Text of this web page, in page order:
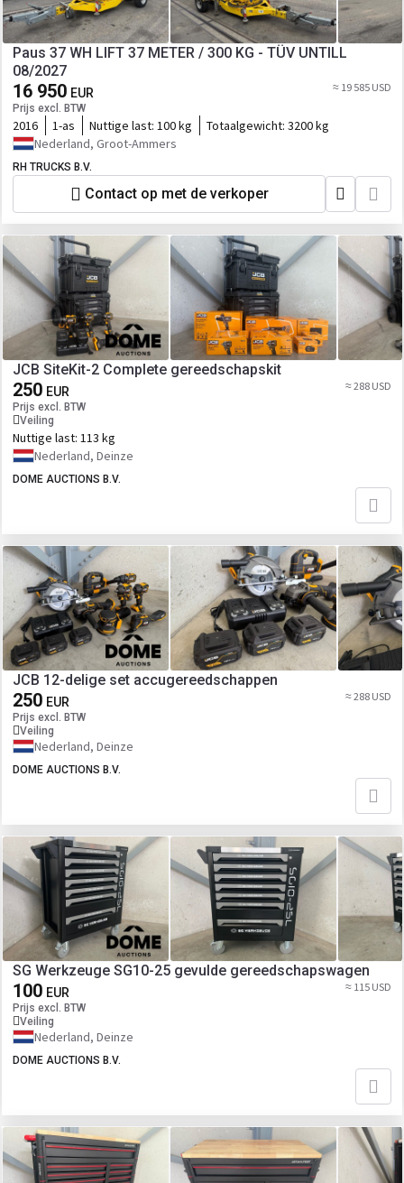
Paus 37 WH LIFT 37 METER / 300 KG - TÜV UNTILL
08/2027
16 950 EUR
Prijs excl. BTW
≈ 19 585 USD
2016 1-as Nuttige last: 100 kg Totaalgewicht: 3200 kg
Nederland, Groot-Ammers
RH TRUCKS B.V.
Contact op met de verkoper
JCB SiteKit-2 Complete gereedschapskit
250 EUR
Prijs excl. BTW
Veiling
≈ 288 USD
Nuttige last: 113 kg
Nederland, Deinze
DOME AUCTIONS B.V.
JCB 12-delige set accugereedschappen
250 EUR
Prijs excl. BTW
Veiling
≈ 288 USD
Nederland, Deinze
DOME AUCTIONS B.V.
SG Werkzeuge SG10-25 gevulde gereedschapswagen
100 EUR
Prijs excl. BTW
Veiling
≈ 115 USD
Nederland, Deinze
DOME AUCTIONS B.V.